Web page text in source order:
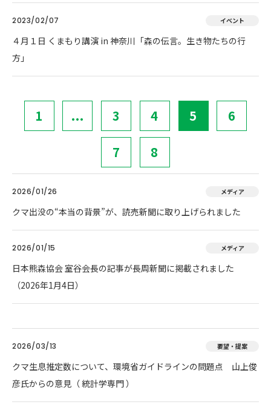
2023/02/07 イベント
４月１日 くまもり講演 in 神奈川「森の伝言。生き物たちの行
方」
1 ... 3 4 5 6
7 8
2026/01/26 メディア
クマ出没の“本当の背景”が、読売新聞に取り上げられました
2026/01/15 メディア
日本熊森協会 室谷会長の記事が長周新聞に掲載されました
（2026年1月4日）
2026/03/13 要望・提案
クマ生息推定数について、環境省ガイドラインの問題点 山上俊
彦氏からの意見（ 統計学専門 ）